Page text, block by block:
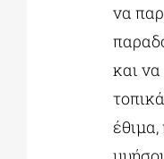
να
και